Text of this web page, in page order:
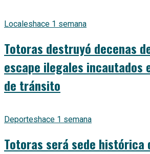
Localeshace 1 semana
Totoras destruyó decenas
escape ilegales incautados
de tránsito
Deporteshace 1 semana
Totoras será sede histórica